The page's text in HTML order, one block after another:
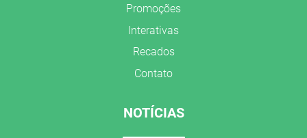
Promoções
Interativas
Recados
Contato
NOTÍCIAS